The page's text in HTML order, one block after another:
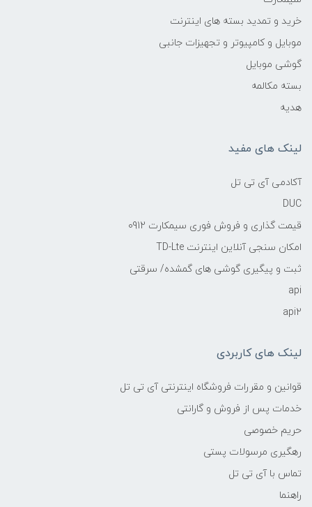
خرید و تمدید بسته های اینترنت
موبایل و کامپیوتر و تجهیزات جانبی
گوشی موبایل
بسته مکالمه
هدیه
لینک های مفید
آکادمی آی تی تل
DUC
قیمت گذاری و فروش فوری سیمکارت 0912
امکان سنجی آنلاین اینترنت TD-Lte
ثبت و پیگیری گوشی های گمشده/ سرقتی
api
api2
لینک های کاربردی
قوانین و مقررات فروشگاه اینترنتی آی تی تل
خدمات پس از فروش و گارانتی
حریم خصوصی
رهگیری مرسولات پستی
تماس با آی تی تل
راهنما